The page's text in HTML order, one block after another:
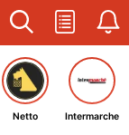
Netto Intermarche